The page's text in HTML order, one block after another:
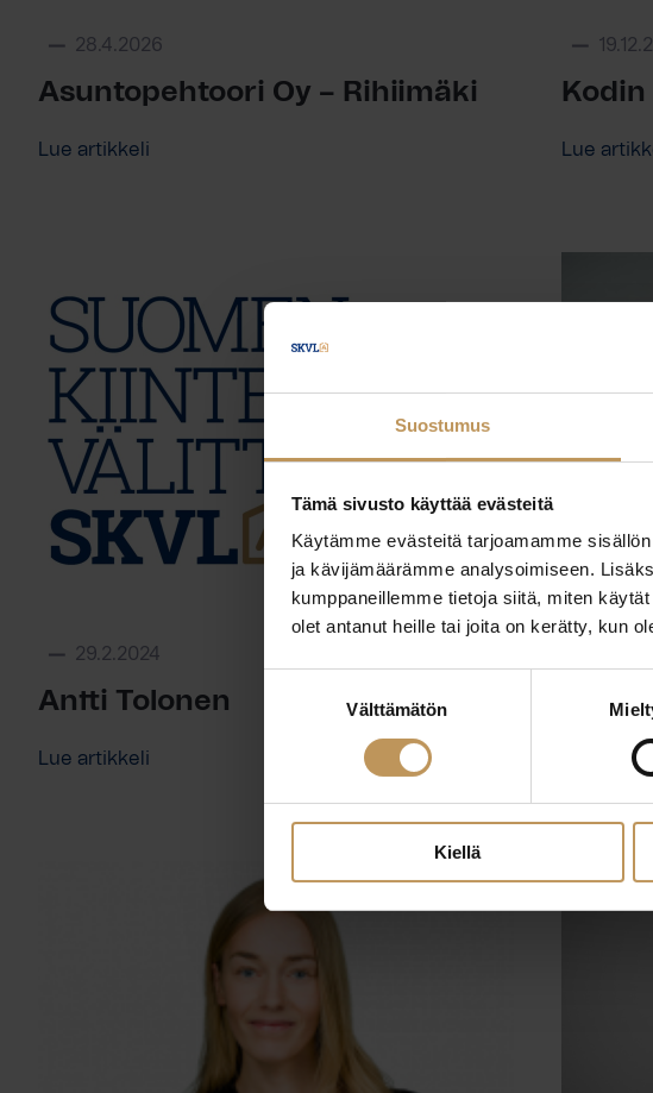
Suostumus
Tämä sivusto käyttää evästeitä
Käytämme evästeitä tarjoamamme
ja kävijämäärämme analysoimiseen.
kumppaneillemme tietoja siitä, miten
olet antanut heille tai joita on kerätty, kun
Välttämätön
Kiellä
28.4.2026
Asuntopehtoori Oy – Rihiimäki
Lue artikkeli Lue
29.2.2024
Antti Tolonen
Lue artikkeli
Tero
Lue